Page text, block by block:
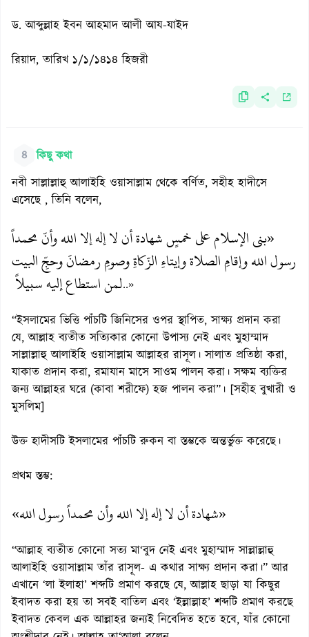
ড. আব্দুল্লাহ ইবন আহমাদ আলী আয-যাইদ
রিয়াদ, তারিখ ১/১/১৪১৪ হিজরী
৪ কিছু কথা
নবী সাল্লাল্লাহু আলাইহি ওয়াসাল্লাম থেকে বর্ণিত, সহীহ হাদীসে
এসেছে , তিনি বলেন,
«بني الإسلام على خمسٍ شهادة أن لا إله إلا الله وأنّ محمداً
رسول الله وإقامِ الصلاة وإيتاءِ الزّكاةِ وصومِ رمضانَ وحجِّ البيت
لمن استطاع إليه سبيلاً..»
“ইসলামের ভিত্তি পাঁচটি জিনিসের ওপর স্থাপিত, সাক্ষ্য প্রদান করা
যে, আল্লাহ ব্যতীত সত্যিকার কোনো উপাস্য নেই এবং মুহাম্মাদ
সাল্লাল্লাহু আলাইহি ওয়াসাল্লাম আল্লাহর রাসূল। সালাত প্রতিষ্ঠা করা,
যাকাত প্রদান করা, রমাযান মাসে সাওম পালন করা। সক্ষম ব্যক্তির
জন্য আল্লাহর ঘরে (কাবা শরীফে) হজ পালন করা”। [সহীহ বুখারী ও
মুসলিম]
উক্ত হাদীসটি ইসলামের পাঁচটি রুকন বা স্তম্ভকে অন্তর্ভুক্ত করেছে।
প্রথম স্তম্ভ:
«شهادة أن لا إله إلا الله وأن محمداً رسول الله»
“আল্লাহ ব্যতীত কোনো সত্য মা‘বুদ নেই এবং মুহাম্মাদ সাল্লাল্লাহু
আলাইহি ওয়াসাল্লাম তাঁর রাসূল- এ কথার সাক্ষ্য প্রদান করা।” আর
এখানে ‘লা ইলাহা’ শব্দটি প্রমাণ করছে যে, আল্লাহ ছাড়া যা কিছুর
ইবাদত করা হয় তা সবই বাতিল এবং ‘ইল্লাল্লাহ’ শব্দটি প্রমাণ করছে
ইবাদত কেবল এক আল্লাহর জন্যই নিবেদিত হতে হবে, যাঁর কোনো